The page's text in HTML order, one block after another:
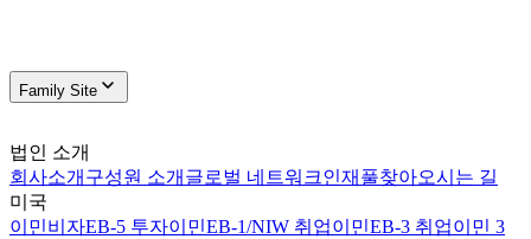
Family Site
법인 소개
회사소개 구성원 소개 글로벌 네트워크인재풀찾아오시는 길
미국
이민비자EB-5 투자이민EB-1/NIW 취업이민EB-3 취업이민 3